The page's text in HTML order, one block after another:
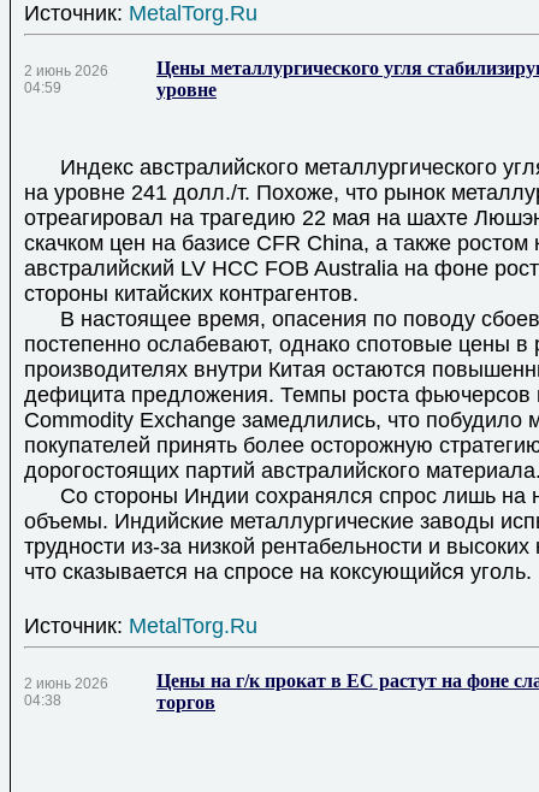
Источник: MetalTorg.Ru
2 июнь 2026
04:59
Цены металлургического угля
уровне
Индекс австралийского металлургического
на уровне 241 долл./т. Похоже, что рынок
отреагировал на трагедию 22 мая на шахте
скачком цен на базисе CFR China, а также ростом
австралийский LV HCC FOB Australia на фоне
стороны китайских контрагентов.
В настоящее время, опасения по поводу сбоев
постепенно ослабевают, однако спотовые цены в
производителях внутри Китая остаются
дефицита предложения. Темпы роста фьючерсов
Commodity Exchange замедлились, что побудило
покупателей принять более осторожную
дорогостоящих партий австралийского
Со стороны Индии сохранялся спрос лишь на
объемы. Индийские металлургические заводы
трудности из-за низкой рентабельности и
что сказывается на спросе на коксующийся уголь.
Источник: MetalTorg.Ru
2 июнь 2026
04:38
Цены на г/к прокат в ЕС растут на фоне
торгов